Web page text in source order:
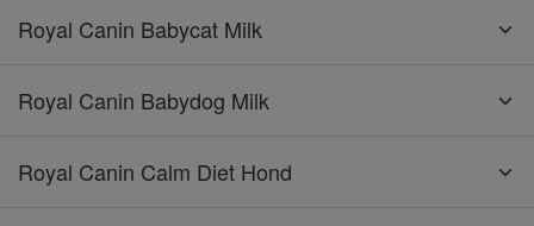
Royal Canin Babycat Milk
Royal Canin Babydog Milk
Royal Canin Calm Diet Hond